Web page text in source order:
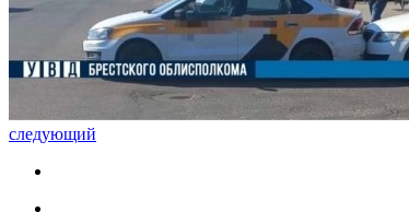
следующий